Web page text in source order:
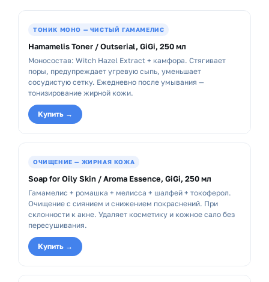
ТОНИК МОНО — ЧИСТЫЙ ГАМАМЕЛИС
Hamamelis Toner / Outserial, GiGi, 250 мл
Моносостав: Witch Hazel Extract + камфора. Стягивает
поры, предупреждает угревую сыпь, уменьшает
сосудистую сетку. Ежедневно после умывания —
тонизирование жирной кожи.
Купить →
ОЧИЩЕНИЕ — ЖИРНАЯ КОЖА
Soap for Oily Skin / Aroma Essence, GiGi, 250 мл
Гамамелис + ромашка + мелисса + шалфей + токоферол.
Очищение с сиянием и снижением покраснений. При
склонности к акне. Удаляет косметику и кожное сало без
пересушивания.
Купить →